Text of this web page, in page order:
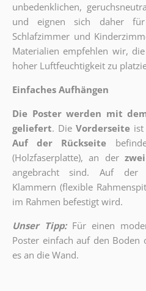
unbedenklichen,
und eignen sich daher
Schlafzimmer und
Materialien empfehlen wir,
hoher Luftfeuchtigkeit zu
Einfaches Aufhängen
Die Poster werden mit
geliefert. Die Vorderseite
Auf der Rückseite
(Holzfaserplatte), an der
angebracht sind.
Auf der
Klammern (flexible
im Rahmen befestigt wird.
Unser Tipp: Für einen
Poster einfach auf den
es an die Wand.